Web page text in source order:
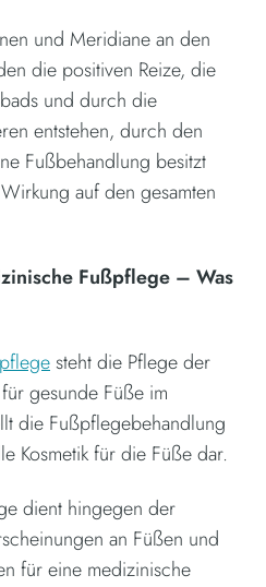
und Meridiane an den
die positiven Reize, die
und durch die
entstehen, durch den
Fußbehandlung besitzt
auf den gesamten
Fußpflege – Was
steht die Pflege der
gesunde Füße im
die Fußpflegebehandlung
Kosmetik für die Füße dar.
dient hingegen der
an Füßen und
für eine medizinische